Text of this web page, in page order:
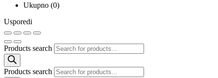
Ukupno (0)
Usporedi
Products search
Products search